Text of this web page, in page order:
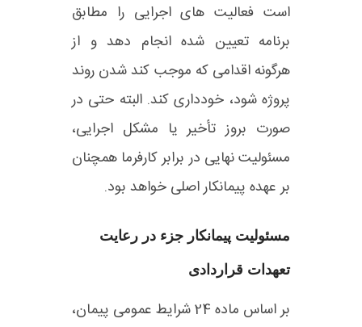
است فعالیت‌ های اجرایی را مطابق
برنامه تعیین‌ شده انجام دهد و از
هرگونه اقدامی که موجب کند شدن روند
پروژه شود، خودداری کند. البته حتی در
صورت بروز تأخیر یا مشکل اجرایی،
مسئولیت نهایی در برابر کارفرما همچنان
بر عهده پیمانکار اصلی خواهد بود.
مسئولیت پیمانکار جزء در رعایت
تعهدات قراردادی
بر اساس ماده 24 شرایط عمومی پیمان،